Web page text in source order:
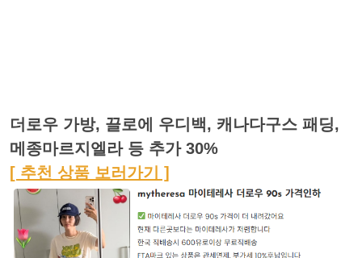
더로우 가방, 끌로에 우디백, 캐나다구스 패딩,
메종마르지엘라 등 추가 30%
[ 추천 상품 보러가기 ]